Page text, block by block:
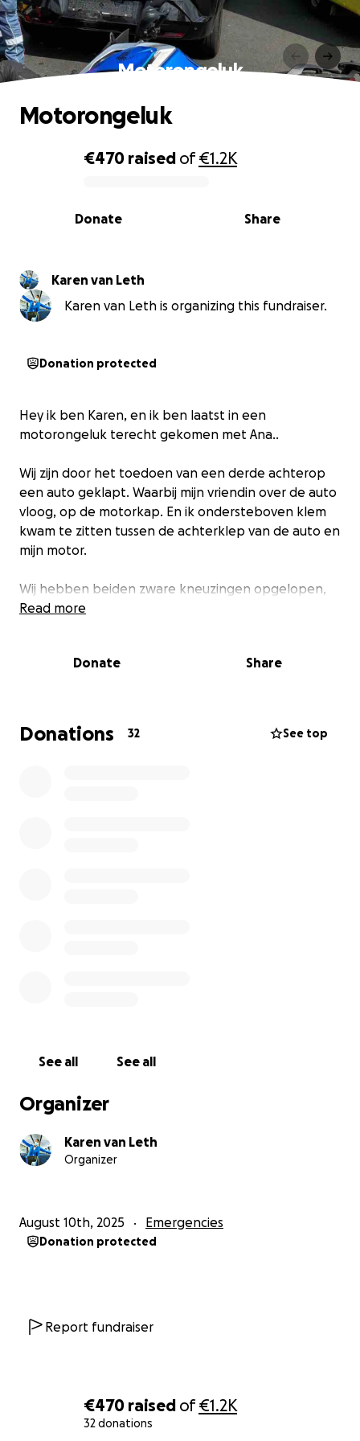
€470 raised of€1.2K
32 donations
Motorongeluk
0% complete
€470 raised of€1.2K
Share
Donate
Motorongeluk
Karen van Leth
Karen van Leth is organizing this fundraiser.
Donation protected
Hey ik ben Karen, en ik ben laatst in een
motorongeluk terecht gekomen met Ana..
Wij zijn door het toedoen van een derde achterop
een auto geklapt. Waarbij mijn vriendin over de auto
vloog, op de motorkap. En ik ondersteboven klem
kwam te zitten tussen de achterklep van de auto en
mijn motor.
Wij hebben beiden zware kneuzingen opgelopen,
waarbij we slechter ter been zijn momenteel.
zomaar kan op hoesten en zitten wij nu voor
Als je iets wilt doneren ook al is het klein, dat wordt
enorm gewaardeerd! Delen tevens ook!
Read more
Donate Share
Donations 32 See top
See all See all
Organizer
Karen van Leth
Organizer
August 10th, 2025 Emergencies
Donation protected
Report fundraiser